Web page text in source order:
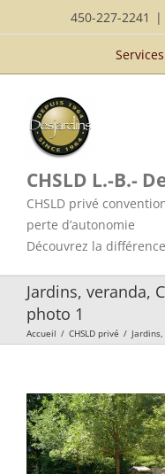
au
450-227-2241 |
Services
CHSLD L.-B.-
CHSLD privé
perte d’autonomie
Découvrez la
Jardins, veranda,
photo 1
Accueil / CHSLD privé /